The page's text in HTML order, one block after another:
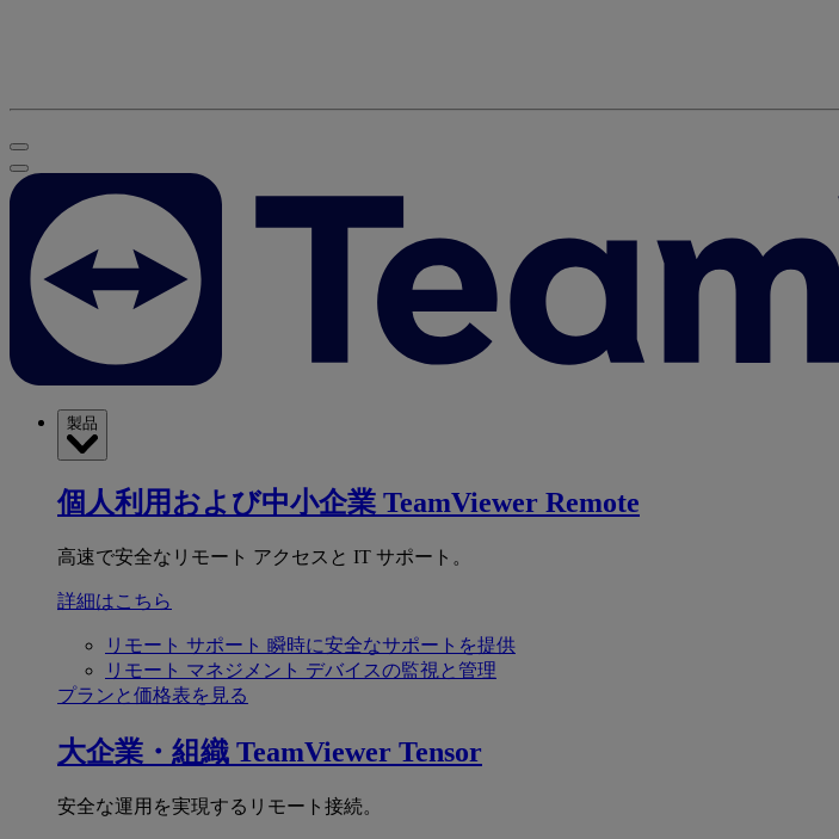
製品
個人利用および中小企業 TeamViewer Remote
高速で安全なリモート アクセスと IT サポート。
詳細はこちら
リモート サポート 瞬時に安全なサポートを提供
リモート マネジメント デバイスの監視と管理
プランと価格表を見る
大企業・組織 TeamViewer Tensor
安全な運用を実現するリモート接続。